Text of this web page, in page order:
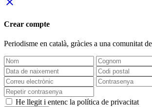
Crear compte
Periodisme en català, gràcies a una comunitat
He llegit i entenc la política de privacitat